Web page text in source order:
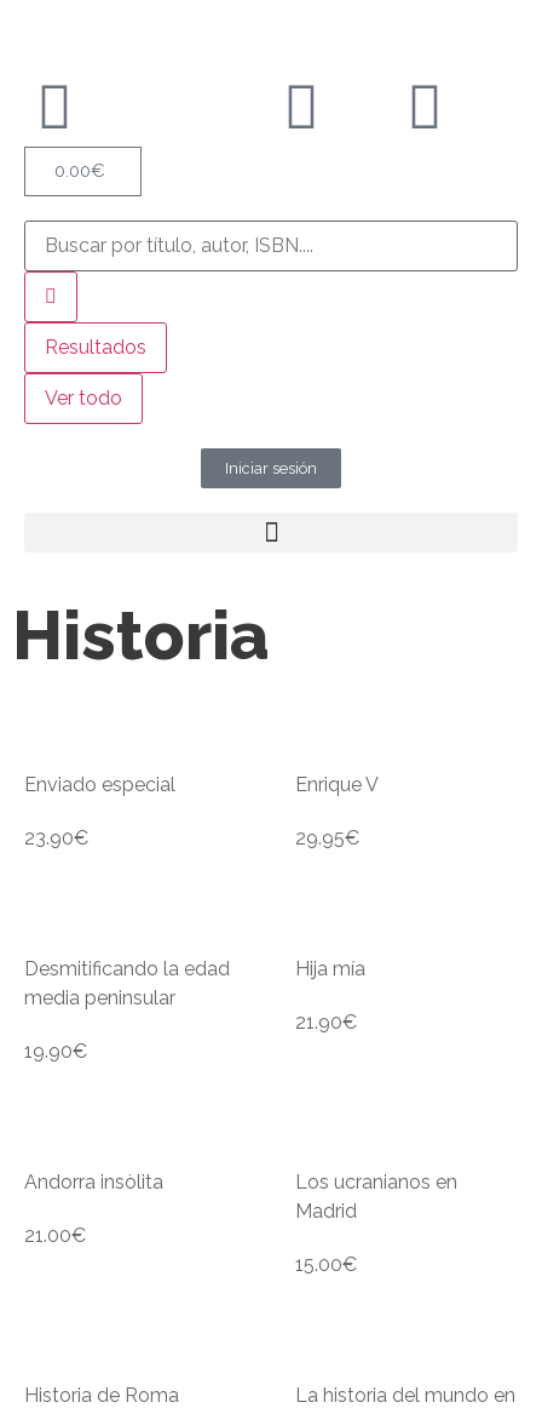
0.00€
Resultados
Ver todo
Iniciar sesión
Historia
Enviado especial
23.90€
Enrique V
29.95€
Desmitificando la edad
media peninsular
19.90€
Hija mía
21.90€
Andorra insòlita
21.00€
Los ucranianos en
Madrid
15.00€
Historia de Roma
La historia del mundo en